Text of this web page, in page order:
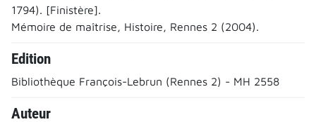
1794). [Finistère].
Mémoire de maîtrise, Histoire, Rennes 2 (2004).
Edition
Bibliothèque François-Lebrun (Rennes 2) - MH 2558
Auteur